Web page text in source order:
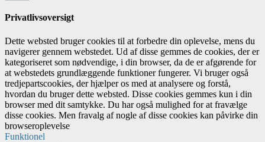
Privatlivsoversigt
Dette websted bruger cookies til at forbedre din oplevelse, mens du
navigerer gennem webstedet. Ud af disse gemmes de cookies, der er
kategoriseret som nødvendige, i din browser, da de er afgørende for
at webstedets grundlæggende funktioner fungerer. Vi bruger også
tredjepartscookies, der hjælper os med at analysere og forstå,
hvordan du bruger dette websted. Disse cookies gemmes kun i din
browser med dit samtykke. Du har også mulighed for at fravælge
disse cookies. Men fravalg af nogle af disse cookies kan påvirke din
browseroplevelse
Funktionel